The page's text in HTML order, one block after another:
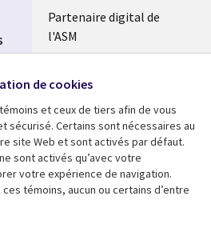
Partenaire digital de
l'ASM
Fusions
Support
Legal
Accessibilité
de cookies
et ceux de tiers afin de vous
sécurisé. Certains sont nécessaires au
site Web et sont activés par défaut.
sont activés qu’avec votre
votre expérience de navigation.
témoins, aucun ou certains d’entre